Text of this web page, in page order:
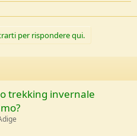
per rispondere qui.
trekking invernale